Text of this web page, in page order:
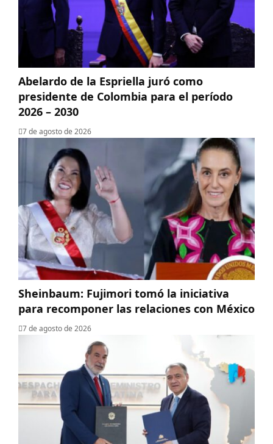
Abelardo de la Espriella juró como
presidente de Colombia para el período
2026 – 2030
7 de agosto de 2026
Sheinbaum: Fujimori tomó la iniciativa
para recomponer las relaciones con México
7 de agosto de 2026